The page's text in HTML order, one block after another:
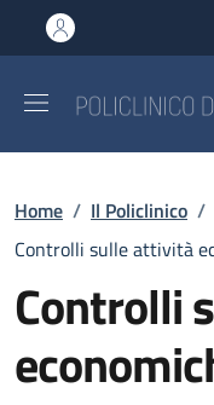
al contenuto
to footer content
Briciole di
Home / Il Policlinico /
Controlli sulle attività
Controlli